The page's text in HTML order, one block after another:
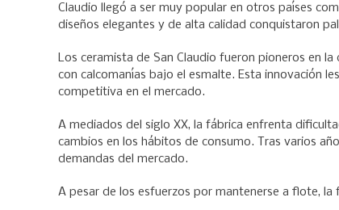
Claudio llegó a ser muy popular en otros países
diseños elegantes y de alta calidad conquistaron
Los ceramista de San Claudio fueron pioneros en
con calcomanías bajo el esmalte. Esta innovación
competitiva en el mercado.
A mediados del siglo XX, la fábrica enfrenta
cambios en los hábitos de consumo. Tras varios
demandas del mercado.
A pesar de los esfuerzos por mantenerse a flote,